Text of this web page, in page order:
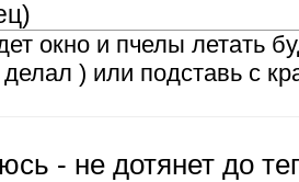
)
окно и пчелы летать
) или подставь с
- не дотянет до